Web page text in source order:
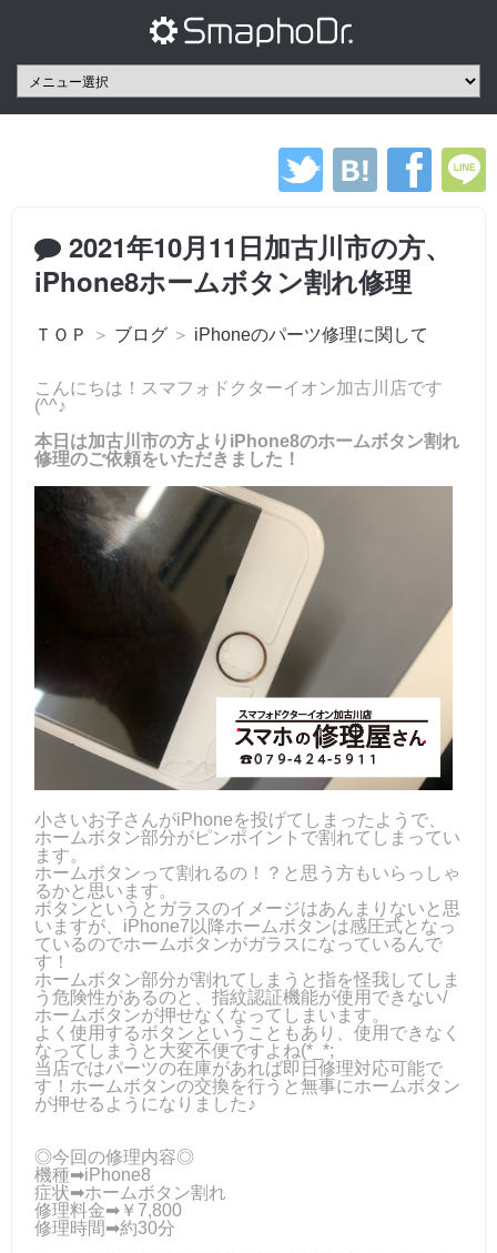
2021年10月11日加古川市の方、
iPhone8ホームボタン割れ修理
ＴＯＰ ＞ ブログ ＞ iPhoneのパーツ修理に関して
こんにちは！スマフォドクターイオン加古川店です
(^^♪
本日は加古川市の方よりiPhone8のホームボタン割れ
修理のご依頼をいただきました！
小さいお子さんがiPhoneを投げてしまったようで、
ホームボタン部分がピンポイントで割れてしまってい
ます。
ホームボタンって割れるの！？と思う方もいらっしゃ
るかと思います。
ボタンというとガラスのイメージはあんまりないと思
いますが、iPhone7以降ホームボタンは感圧式となっ
ているのでホームボタンがガラスになっているんで
す！
ホームボタン部分が割れてしまうと指を怪我してしま
う危険性があるのと、指紋認証機能が使用できない/
ホームボタンが押せなくなってしまいます。
よく使用するボタンということもあり、使用できなく
なってしまうと大変不便ですよね(*_*;
当店ではパーツの在庫があれば即日修理対応可能で
す！ホームボタンの交換を行うと無事にホームボタン
が押せるようになりました♪
◎今回の修理内容◎
機種➡iPhone8
症状➡ホームボタン割れ
修理料金➡￥7,800
修理時間➡約30分